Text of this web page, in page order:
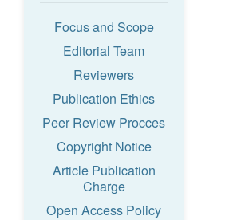
Focus and Scope
Editorial Team
Reviewers
Publication Ethics
Peer Review Procces
Copyright Notice
Article Publication
Charge
Open Access Policy